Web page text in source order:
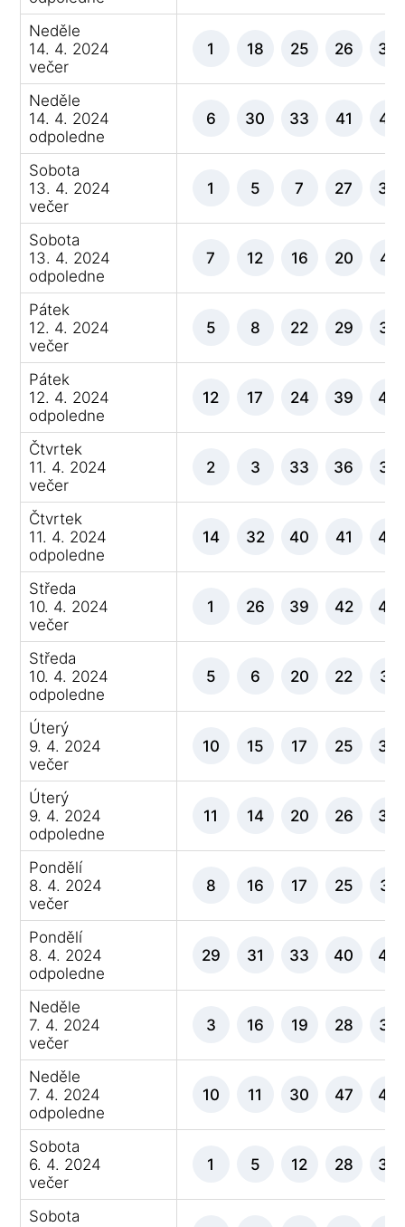
Neděle
14. 4. 2024
večer
1 18 25 26 35
Neděle
14. 4. 2024
odpoledne
6 30 33 41 42
Sobota
13. 4. 2024
večer
1 5 7 27 38
Sobota
13. 4. 2024
odpoledne
7 12 16 20 41
Pátek
12. 4. 2024
večer
5 8 22 29 32
Pátek
12. 4. 2024
odpoledne
12 17 24 39 43
Čtvrtek
11. 4. 2024
večer
2 3 33 36 37
Čtvrtek
11. 4. 2024
odpoledne
14 32 40 41 43
Středa
10. 4. 2024
večer
1 26 39 42 46
Středa
10. 4. 2024
odpoledne
5 6 20 22 31
Úterý
9. 4. 2024
večer
10 15 17 25 33
Úterý
9. 4. 2024
odpoledne
11 14 20 26 35
Pondělí
8. 4. 2024
večer
8 16 17 25 31
Pondělí
8. 4. 2024
odpoledne
29 31 33 40 46
Neděle
7. 4. 2024
večer
3 16 19 28 37
Neděle
7. 4. 2024
odpoledne
10 11 30 47 48
Sobota
6. 4. 2024
večer
1 5 12 28 30
Sobota